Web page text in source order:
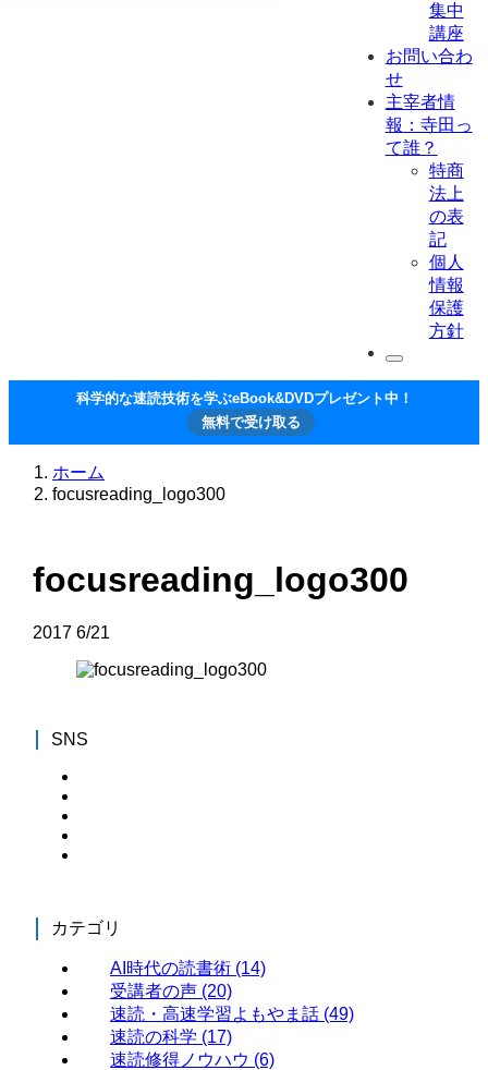
集中
講座
お問い合わ
せ
主宰者情
報：寺田っ
て誰？
特商
法上
の表
記
個人
情報
保護
方針
科学的な速読技術を学ぶeBook&DVDプレゼント中！
無料で受け取る
ホーム
focusreading_logo300
focusreading_logo300
2017 6/21
SNS
カテゴリ
AI時代の読書術 (14)
受講者の声 (20)
速読・高速学習よもやま話 (49)
速読の科学 (17)
速読修得ノウハウ (6)